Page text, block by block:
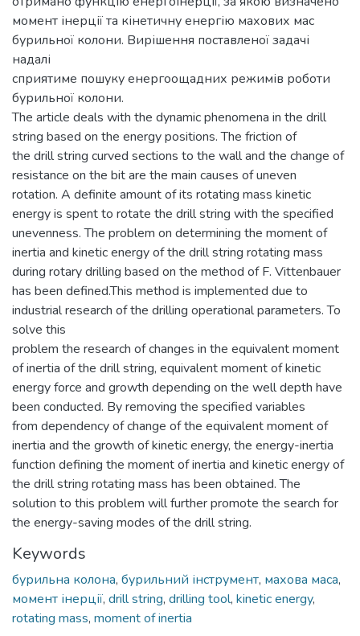
момент інерції та кінетичну енергію махових мас
бурильної колони. Вирішення поставленої задачі
надалі
сприятиме пошуку енергоощадних режимів роботи
бурильної колони.
The article deals with the dynamic phenomena in the drill
string based on the energy positions. The friction of
the drill string curved sections to the wall and the change of
resistance on the bit are the main causes of uneven
rotation. A definite amount of its rotating mass kinetic
energy is spent to rotate the drill string with the specified
unevenness. The problem on determining the moment of
inertia and kinetic energy of the drill string rotating mass
during rotary drilling based on the method of F. Vittenbauer
has been defined.This method is implemented due to
industrial research of the drilling operational parameters. To
solve this
problem the research of changes in the equivalent moment
of inertia of the drill string, equivalent moment of kinetic
energy force and growth depending on the well depth have
been conducted. By removing the specified variables
from dependency of change of the equivalent moment of
inertia and the growth of kinetic energy, the energy-inertia
function defining the moment of inertia and kinetic energy of
the drill string rotating mass has been obtained. The
solution to this problem will further promote the search for
the energy-saving modes of the drill string.
Keywords
бурильна колона, бурильний інструмент, махова маса,
момент інерції, drill string, drilling tool, kinetic energy,
rotating mass, moment of inertia